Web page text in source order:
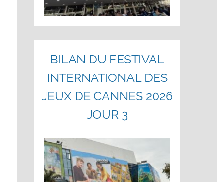
BILAN DU FESTIVAL
INTERNATIONAL DES
JEUX DE CANNES 2026
JOUR 3